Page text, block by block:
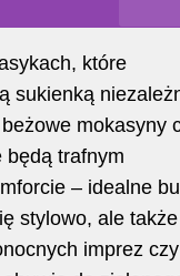
które
sukienką
mokasyny
będą trafnym
– idealne
stylowo, ale także
imprez czy